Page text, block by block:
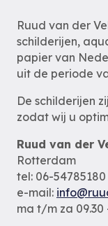
Ruud van der
schilderijen,
papier van
uit de periode
De schilderijen
zodat wij u
Ruud van der
Rotterdam
tel: 06-54785180
e-mail:
ma t/m za 09.30